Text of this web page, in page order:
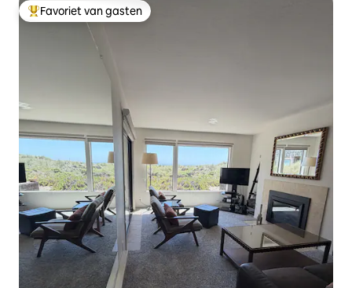
Topfavoriet van gasten
Favoriet van gasten